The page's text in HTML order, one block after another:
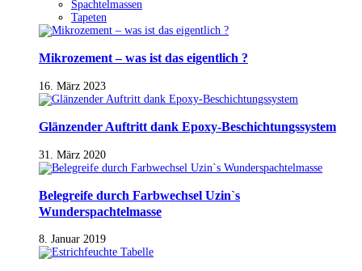
Spachtelmassen
Tapeten
Mikrozement – was ist das eigentlich ?
16. März 2023
Glänzender Auftritt dank Epoxy-Beschichtungssystem
31. März 2020
Belegreife durch Farbwechsel Uzin`s
Wunderspachtelmasse
8. Januar 2019